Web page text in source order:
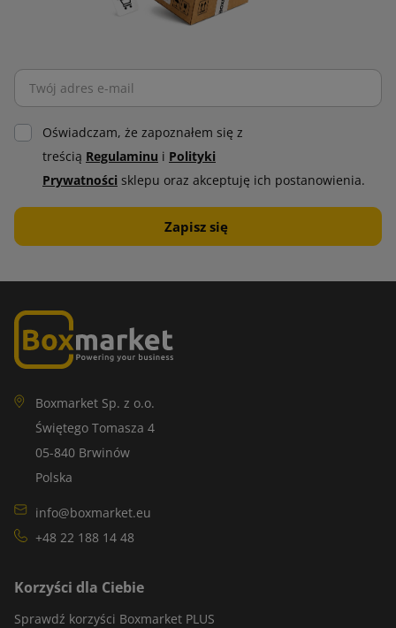
Oświadczam, że zapoznałem się z
treścią Regulaminu i Polityki
Prywatności sklepu oraz akceptuję ich postanowienia.
Boxmarket Sp. z o.o.
Świętego Tomasza 4
05-840 Brwinów
Polska
info@boxmarket.eu
+48 22 188 14 48
Korzyści dla Ciebie
Sprawdź korzyści Boxmarket PLUS